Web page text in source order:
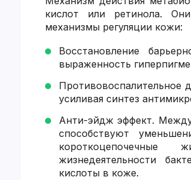
кислот или ретинола.
механизмы регуляции кожи:
Восстановление
выраженность
Противовоспалительное
усиливая синтез
Анти-эйдж эффект.
способствуют
жизнедеятельности
кислоты в коже.